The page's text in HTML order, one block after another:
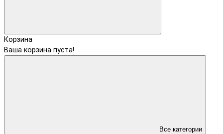
Корзина
Ваша корзина пуста!
Все категории